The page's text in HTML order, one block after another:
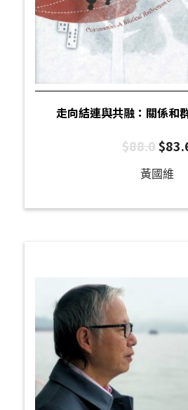
走向結連與共融：關係和
$88.0$
黃國維